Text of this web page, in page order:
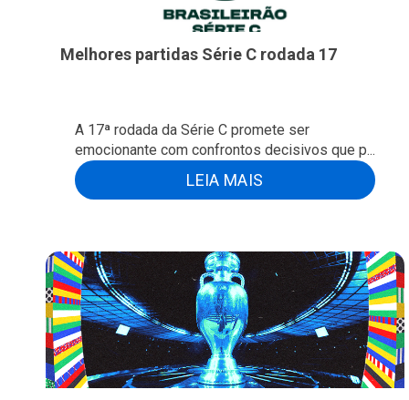
Melhores partidas Série C rodada 17
A 17ª rodada da Série C promete ser
emocionante com confrontos decisivos que p...
LEIA MAIS